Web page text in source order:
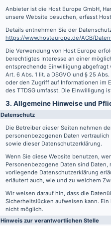
Anbieter ist die Host Europe GmbH,
unsere Website besuchen, erfasst
Details entnehmen Sie der
https://www.hosteurope.de/AGB/
Die Verwendung von Host Europe
berechtigtes Interesse an einer
entsprechende Einwilligung abgefragt
Art. 6 Abs. 1 lit. a DSGVO und § 25
oder den Zugriff auf Informationen im
des TTDSG umfasst. Die Einwilligung
3. Allgemeine Hinweise und
Datenschutz
Die Betreiber dieser Seiten nehmen
personenbezogenen Daten
sowie dieser Datenschutzerklärung.
Wenn Sie diese Website benutzen,
Personenbezogene Daten sind
vorliegende Datenschutzerklärung
erläutert auch, wie und zu welchem
Wir weisen darauf hin, dass die
Sicherheitslücken aufweisen kann.
nicht möglich.
Hinweis zur verantwortlichen Stelle